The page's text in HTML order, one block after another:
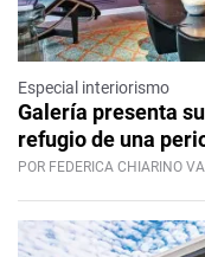
Especial interiorismo
Galería presenta
refugio de una
POR FEDERICA CHIARINO